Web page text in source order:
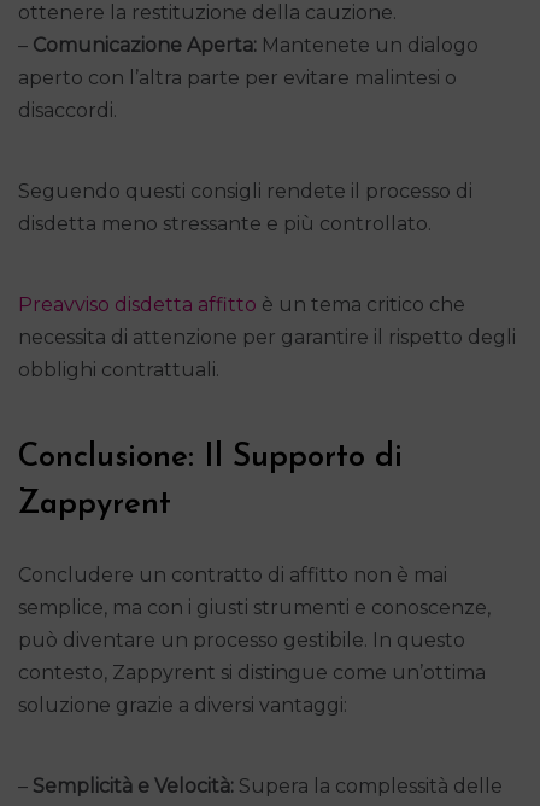
ottenere la restituzione della cauzione.
– Comunicazione Aperta: Mantenete un dialogo
aperto con l’altra parte per evitare malintesi o
disaccordi.
Seguendo questi consigli rendete il processo di
disdetta meno stressante e più controllato.
Preavviso disdetta affitto è un tema critico che
necessita di attenzione per garantire il rispetto degli
obblighi contrattuali.
Conclusione: Il Supporto di
Zappyrent
Concludere un contratto di affitto non è mai
semplice, ma con i giusti strumenti e conoscenze,
può diventare un processo gestibile. In questo
contesto, Zappyrent si distingue come un’ottima
soluzione grazie a diversi vantaggi:
– Semplicità e Velocità: Supera la complessità delle